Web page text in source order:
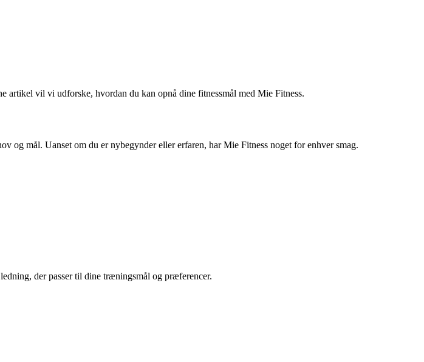
artikel vil vi udforske, hvordan du kan opnå dine fitnessmål med Mie Fitness.
mål. Uanset om du er nybegynder eller erfaren, har Mie Fitness noget for enhver smag.
der passer til dine træningsmål og præferencer.